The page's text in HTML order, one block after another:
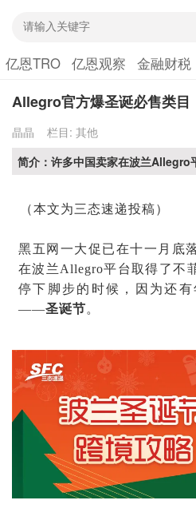
亿恩TRO 亿恩观察 金融财税
Allegro官方爆圣诞必售类目
晶晶 栏目: 其他
简介：许多中国卖家在波兰Allegro
（本文为三态速递投稿）
黑五网一大促已在十一月底
在波兰Allegro平台取得了不
停下脚步的时候，因为还
——圣诞节。